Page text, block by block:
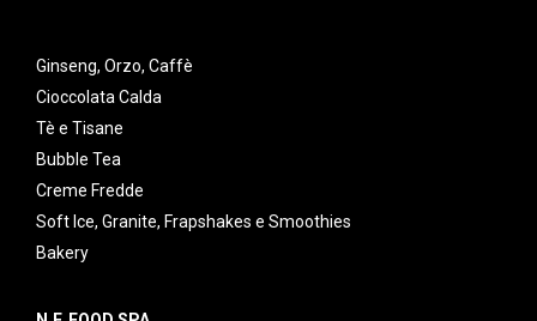
Ginseng, Orzo, Caffè
Cioccolata Calda
Tè e Tisane
Bubble Tea
Creme Fredde
Soft Ice, Granite, Frapshakes e Smoothies
Bakery